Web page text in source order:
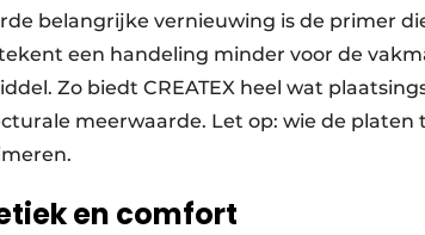
belangrijke vernieuwing is de primer
een handeling minder voor de
Zo biedt CREATEX heel wat
meerwaarde. Let op: wie de
en comfort